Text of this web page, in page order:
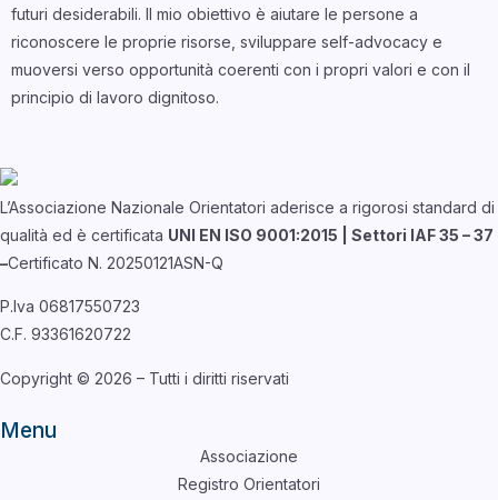
futuri desiderabili. Il mio obiettivo è aiutare le persone a
riconoscere le proprie risorse, sviluppare self-advocacy e
muoversi verso opportunità coerenti con i propri valori e con il
principio di lavoro dignitoso.
L’Associazione Nazionale Orientatori aderisce a rigorosi standard di
qualità ed è certificata UNI EN ISO 9001:2015 | Settori IAF 35 – 37
–Certificato N. 20250121ASN-Q
P.Iva 06817550723
C.F. 93361620722
Copyright © 2026 – Tutti i diritti riservati
Menu
Associazione
Registro Orientatori